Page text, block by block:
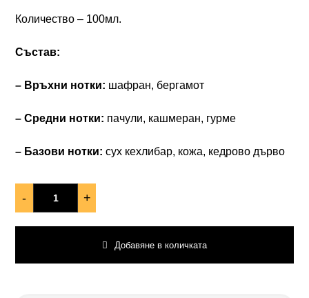
Количество – 100мл.
Състав:
– Връхни нотки: шафран, бергамот
– Средни нотки: пачули, кашмеран, гурме
– Базови нотки: сух кехлибар, кожа, кедрово дърво
- +
Добавяне в количката